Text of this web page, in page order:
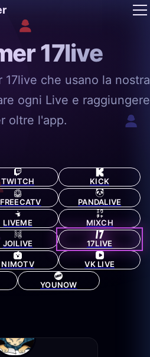
17live
che usano la nostra
ogni Live e raggiungere
oltre l'app.
TWITCH KICK
PANDALIVE
LIVEME MIXCH
JOILIVE 17LIVE
NIMOTV VK LIVE
YOUNOW